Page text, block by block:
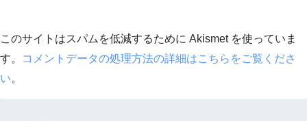
このサイトはスパムを低減するために Akismet を使っていま
す。
コメントデータの処理方法の詳細はこちらをご覧くださ
い。